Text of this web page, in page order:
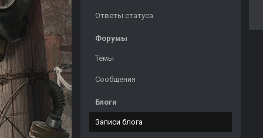
Ответы статуса
Форумы
Темы
Сообщения
Блоги
Записи блога